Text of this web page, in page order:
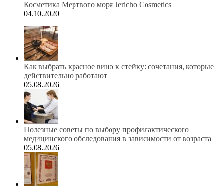
Косметика Мертвого моря Jericho Cosmetics
04.10.2020
Как выбрать красное вино к стейку: сочетания, которые
действительно работают
05.08.2026
Полезные советы по выбору профилактического
медицинского обследования в зависимости от возраста
05.08.2026